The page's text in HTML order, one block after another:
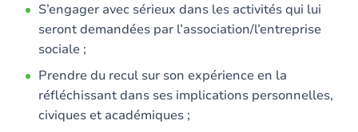
S’engager avec sérieux dans les activités qui lui
seront demandées par l’association/l’entreprise
sociale ;
Prendre du recul sur son expérience en la
réfléchissant dans ses implications personnelles,
civiques et académiques ;